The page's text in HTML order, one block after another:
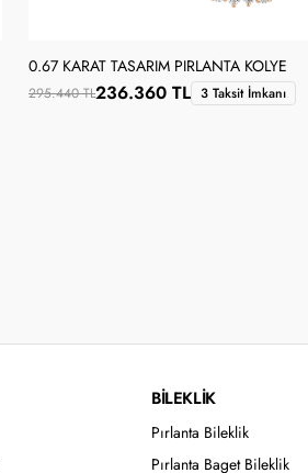
0.67 KARAT TASARIM PIRLANTA KOLYE
295.440 TL236.360 TL 3 Taksit İmkanı
BİLEKLİK
Pırlanta Bileklik
Pırlanta Baget Bileklik